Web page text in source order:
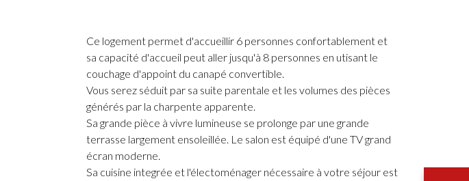
Ce logement permet d'accueillir 6 personnes confortablement et
sa capacité d'accueil peut aller jusqu'à 8 personnes en utisant le
couchage d'appoint du canapé convertible.
Vous serez séduit par sa suite parentale et les volumes des pièces
générés par la charpente apparente.
Sa grande pièce à vivre lumineuse se prolonge par une grande
terrasse largement ensoleillée. Le salon est équipé d'une TV grand
écran moderne.
Sa cuisine integrée et l'électoménager nécessaire à votre séjour est